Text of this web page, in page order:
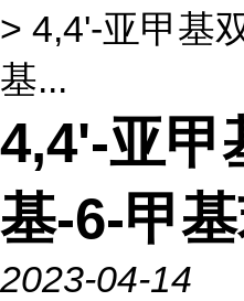
> 4,4'-亚甲基
基...
4,4'-亚甲
基-6-甲
2023-04-14